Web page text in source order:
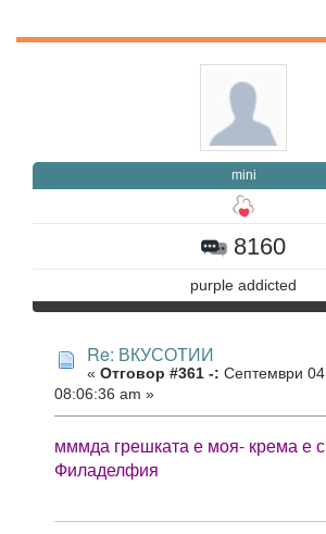
mini
8160
purple addicted
Re: ВКУСОТИИ
« Отговор #361 -: Септември
08:06:36 am »
мммда грешката е моя- крема е
Филаделфия